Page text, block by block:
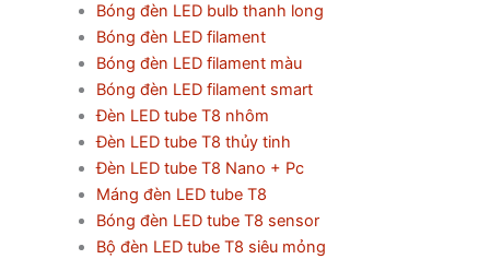
Bóng đèn LED bulb thanh long
Bóng đèn LED filament
Bóng đèn LED filament màu
Bóng đèn LED filament smart
Đèn LED tube T8 nhôm
Đèn LED tube T8 thủy tinh
Đèn LED tube T8 Nano + Pc
Máng đèn LED tube T8
Bóng đèn LED tube T8 sensor
Bộ đèn LED tube T8 siêu mỏng